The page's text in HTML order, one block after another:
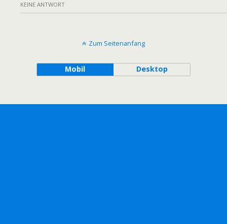
KEINE ANTWORT
Zum Seitenanfang
Mobil Desktop